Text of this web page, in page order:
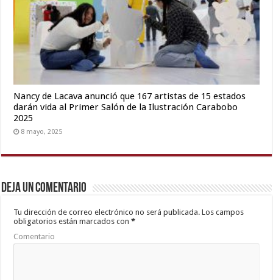
Nancy de Lacava anunció que 167 artistas de 15 estados
darán vida al Primer Salón de la Ilustración Carabobo
2025
8 mayo, 2025
Deja un comentario
Tu dirección de correo electrónico no será publicada. Los campos
obligatorios están marcados con*
Comentario